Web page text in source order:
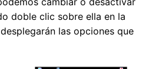
doble clic sobre ella en la
las opciones que